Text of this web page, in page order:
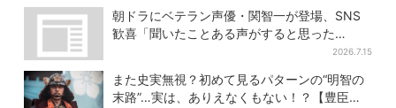
ターたるもの」
個“無料配布”
朝ドラにベテラン声優・関智一が登場、SNS
歓喜「聞いたことある声がすると思った
2026.7.15
また史実無視？初めて見るパターンの“明智の
末路”…実は、ありえなくもない！？【豊臣兄